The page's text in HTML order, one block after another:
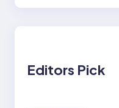
Editors Pick